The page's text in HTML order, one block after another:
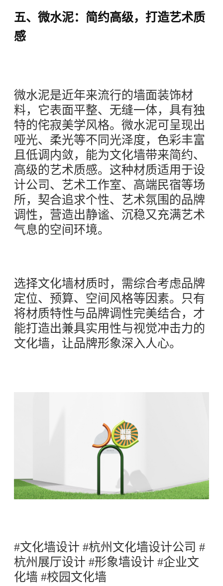
五、微水泥：简约高级，打造艺术质
感
微水泥是近年来流行的墙面装饰材
料，它表面平整、无缝一体，具有独
特的侘寂美学风格。微水泥可呈现出
哑光、柔光等不同光泽度，色彩丰富
且低调内敛，能为文化墙带来简约、
高级的艺术质感。这种材质适用于设
计公司、艺术工作室、高端民宿等场
所，契合追求个性、艺术氛围的品牌
调性，营造出静谧、沉稳又充满艺术
气息的空间环境。
选择文化墙材质时，需综合考虑品牌
定位、预算、空间风格等因素。只有
将材质特性与品牌调性完美结合，才
能打造出兼具实用性与视觉冲击力的
文化墙，让品牌形象深入人心。
#文化墙设计 #杭州文化墙设计公司 #
杭州展厅设计 #形象墙设计 #企业文
化墙 #校园文化墙